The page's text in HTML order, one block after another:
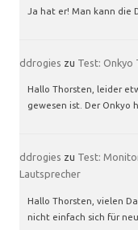
Ja hat er! Man kann die
ddrogies zu Test: Onkyo
Hallo Thorsten, leider
gewesen ist. Der Onkyo
ddrogies zu Test:
Lautsprecher
Hallo Thorsten, vielen
nicht einfach sich für